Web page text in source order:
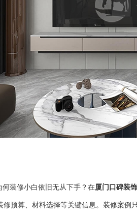
何装修小白依旧无从下手？在厦门口碑装
修预算、材料选择等关键信息。装修案